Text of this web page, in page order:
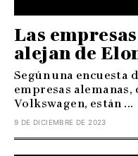
Las
alejan de
Según una encuesta
empresas alemanas,
Volkswagen, están ...
9 DE DICIEMBRE DE 2023